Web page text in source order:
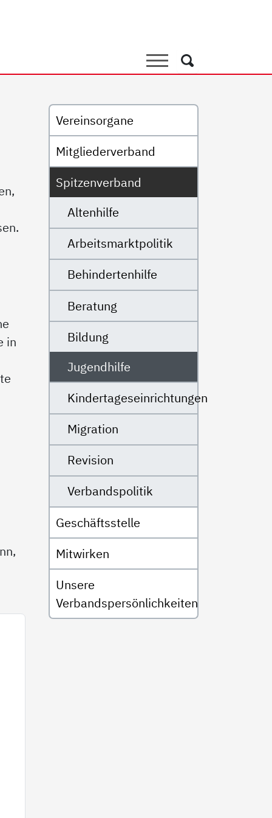
Suche
Suche
in
Untermenü
Vereinsorgane
Mitgliederverband
Spitzenverband
Altenhilfe
Arbeitsmarktpolitik
Behindertenhilfe
Beratung
Bildung
Jugendhilfe
Kindertageseinrichtungen
Migration
Revision
Verbandspolitik
Geschäftsstelle
Mitwirken
Unsere
Verbandspersönlichkeiten